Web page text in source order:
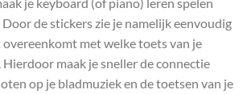
de stickers zie je namelijk eenvoudig
met welke toets van je
maak je sneller de connectie
op je bladmuziek en de toetsen van je